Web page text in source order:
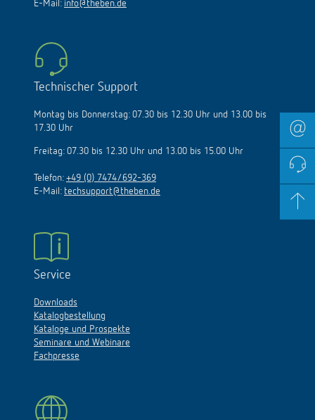
E-Mail: info@theben.de
Technischer Support
Montag bis Donnerstag: 07.30 bis 12.30 Uhr und 13.00 bis
17.30 Uhr
Freitag: 07.30 bis 12.30 Uhr und 13.00 bis 15.00 Uhr
Telefon: +49 (0) 7474/692-369
E-Mail: techsupport@theben.de
Service
Downloads
Katalogbestellung
Kataloge und Prospekte
Seminare und Webinare
Fachpresse